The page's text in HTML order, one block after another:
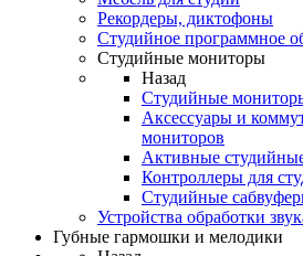
Рекордеры, диктофоны
Студийное программное
Студийные мониторы
Назад
Студийные
Аксессуары и
мониторов
Активные
Контроллеры для
Студийные
Устройства обработки
Губные гармошки и мелодики